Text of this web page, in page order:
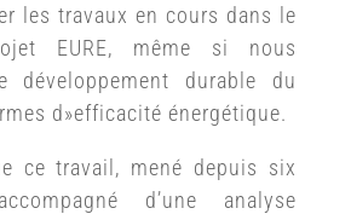
les travaux en cours dans le
EURE, même si nous
développement durable du
d»efficacité énergétique.
ce travail, mené depuis six
d’une analyse